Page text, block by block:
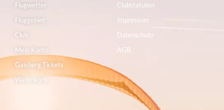
Flugwetter
Fluggebiet
Club
Mein Konto
Gaisberg Tickets
Warenkorb
Clubstatuten
Impressum
Datenschutz
AGB